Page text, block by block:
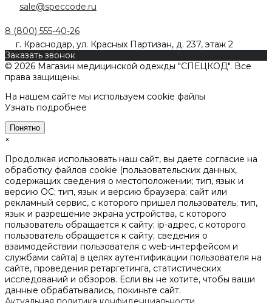
sale@speccode.ru
8 (800) 555-40-26
г. Краснодар, ул. Красных Партизан, д. 237, этаж 2
Заказать звонок
© 2026 Магазин медицинской одежды "СПЕЦКОД". Все
права защищены.
На нашем сайте мы используем cookie файлы
Узнать подробнее
Понятно
×
Продолжая использовать наш сайт, вы даете согласие на
обработку файлов cookie (пользовательских данных,
содержащих сведения о местоположении; тип, язык и
версию ОС; тип, язык и версию браузера; сайт или
рекламный сервис, с которого пришел пользователь; тип,
язык и разрешение экрана устройства, с которого
пользователь обращается к сайту; ip-адрес, с которого
пользователь обращается к сайту; сведения о
взаимодействии пользователя с web-интерфейсом и
службами сайта) в целях аутентификации пользователя на
сайте, проведения ретаргетинга, статистических
исследований и обзоров. Если вы не хотите, чтобы ваши
данные обрабатывались, покиньте сайт.